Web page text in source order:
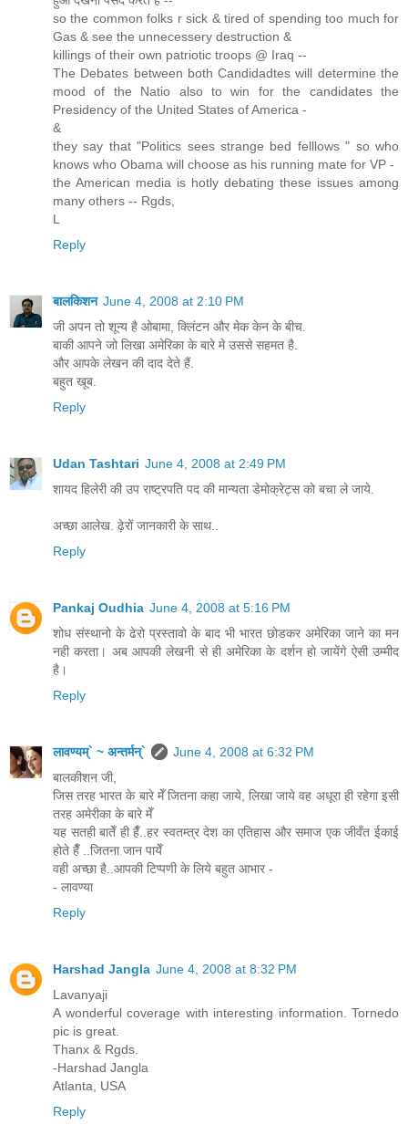
so the common folks r sick & tired of spending too much for
Gas & see the unnecessery destruction &
killings of their own patriotic troops @ Iraq --
The Debates between both Candidadtes will determine the
mood of the Natio also to win for the candidates the
Presidency of the United States of America -
&
they say that "Politics sees strange bed felllows " so who
knows who Obama will choose as his running mate for VP -
the American media is hotly debating these issues among
many others -- Rgds,
L
Reply
बालकिशन June 4, 2008 at 2:10 PM
जी अपन तो शून्य है ओबामा, क्लिंटन और मेक केन के बीच.
बाकी आपने जो लिखा अमेरिका के बारे मे उससे सहमत है.
और आपके लेखन की दाद देते हैं.
बहुत खूब.
Reply
Udan Tashtari June 4, 2008 at 2:49 PM
शायद हिलेरी की उप राष्ट्रपति पद की मान्यता डेमोक्रेट्स को बचा ले जाये.
अच्छा आलेख. ढ़ेरों जानकारी के साथ..
Reply
Pankaj Oudhia June 4, 2008 at 5:16 PM
शोध संस्थानो के ढेरो प्रस्तावो के बाद भी भारत छोडकर अमेरिका जाने का मन
नही करता। अब आपकी लेखनी से ही अमेरिका के दर्शन हो जायेंगे ऐसी उम्मीद
है।
Reply
लावण्यम्` ~ अन्तर्मन्`
June 4, 2008 at 6:32 PM
बालकीशन जी,
जिस तरह भारत के बारे मेँ जितना कहा जाये, लिखा जाये वह अधूरा ही रहेगा इसी
तरह अमेरीका के बारे मेँ
यह सतही बातेँ ही हैँ..हर स्वतम्त्र देश का एतिहास और समाज एक जीवँत ईकाई
होते हैँ ..जितना जान पायेँ
वही अच्छा है..आपकी टिप्पणी के लिये बहुत आभार -
- लावण्या
Reply
Harshad Jangla June 4, 2008 at 8:32 PM
Lavanyaji
A wonderful coverage with interesting information. Tornedo
pic is great.
Thanx & Rgds.
-Harshad Jangla
Atlanta, USA
Reply